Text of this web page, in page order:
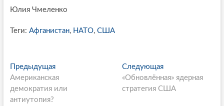
Юлия Чмеленко
Теги: Афганистан, НАТО, США
P
o
s
ПредыдущаяП
р
е
Американская
демократия или
антиутопия?
Следующая
л
«Обновлённая» ядерная
стратегия США